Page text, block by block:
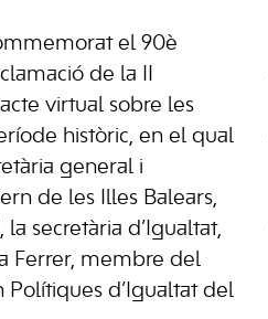
el 90è
de la II
virtual sobre les
històric, en el qual
general i
de les Illes Balears,
secretària d’Igualtat,
Ferrer, membre del
Polítiques d’Igualtat del